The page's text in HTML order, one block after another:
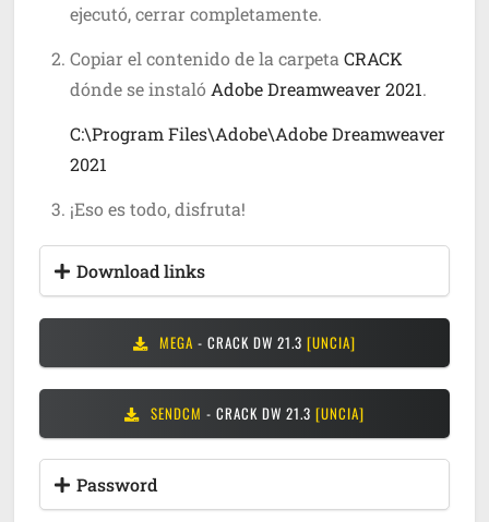
ejecutó, cerrar completamente.
Copiar el contenido de la carpetaCRACK
dónde se instaló Adobe Dreamweaver 2021.
C:\Program Files\Adobe\Adobe Dreamweaver
2021
¡Eso es todo, disfruta!
Download links
MEGA - CRACK DW 21.3 [UNCIA]
SENDCM - CRACK DW 21.3 [UNCIA]
Password